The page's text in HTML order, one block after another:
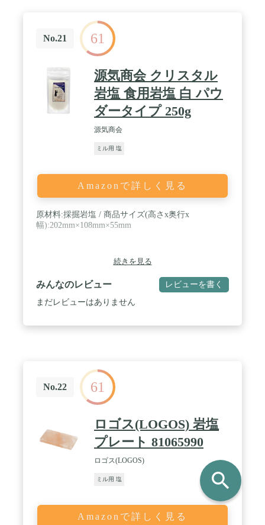
No.21 61
源気商会 クリスタル
岩塩 食用岩塩 白 パウ
ダータイプ 250g
源気商会
ミル用 塩
Amazonで詳しく見る
原材料:採掘岩塩 / 商品サイズ(高さx奥行x
幅):202mm×108mm×55mm
続きを見る
みんなのレビュー レビューを書く
まだレビューはありません
No.22 61
ロゴス(LOGOS) 岩塩
プレート 81065990
ロゴス(LOGOS)
ミル用 塩
Amazonで詳しく見る
search